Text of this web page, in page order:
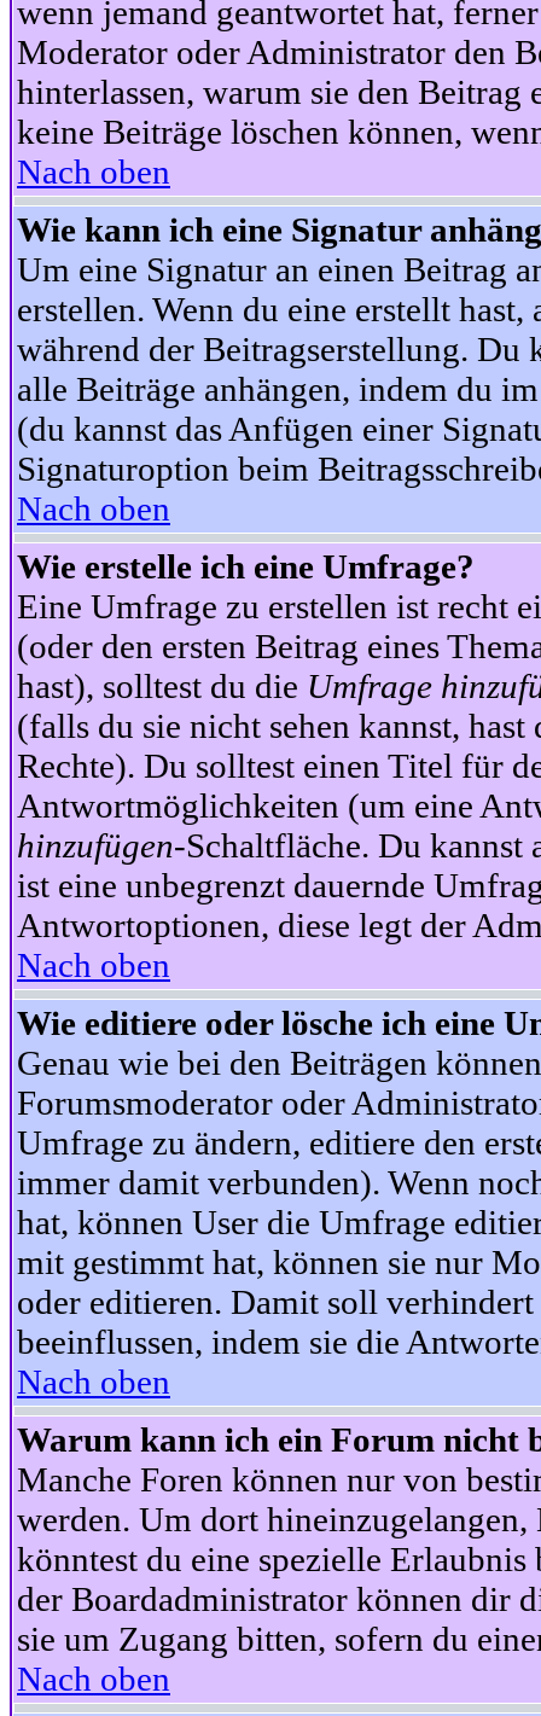
wenn jemand geantwortet hat,
Moderator oder Administrator den
hinterlassen, warum sie den Beitrag
keine Beiträge löschen können,
Nach oben
Wie kann ich eine Signatur
Um eine Signatur an einen Beitrag
erstellen. Wenn du eine erstellt
während der Beitragserstellung. Du
alle Beiträge anhängen, indem du
(du kannst das Anfügen einer
Signaturoption beim
Nach oben
Wie erstelle ich eine Umfrage?
Eine Umfrage zu erstellen ist recht
(oder den ersten Beitrag eines
hast), solltest du die Umfrage
(falls du sie nicht sehen kannst,
Rechte). Du solltest einen Titel für
Antwortmöglichkeiten (um eine
hinzufügen-Schaltfläche. Du
ist eine unbegrenzt dauernde
Antwortoptionen, diese legt der
Nach oben
Wie editiere oder lösche ich eine
Genau wie bei den Beiträgen
Forumsmoderator oder
Umfrage zu ändern, editiere den
immer damit verbunden). Wenn
hat, können User die Umfrage
mit gestimmt hat, können sie nur
oder editieren. Damit soll
beeinflussen, indem sie die
Nach oben
Warum kann ich ein Forum nicht
Manche Foren können nur von
werden. Um dort hineinzugelangen,
könntest du eine spezielle
der Boardadministrator können dir
sie um Zugang bitten, sofern du
Nach oben